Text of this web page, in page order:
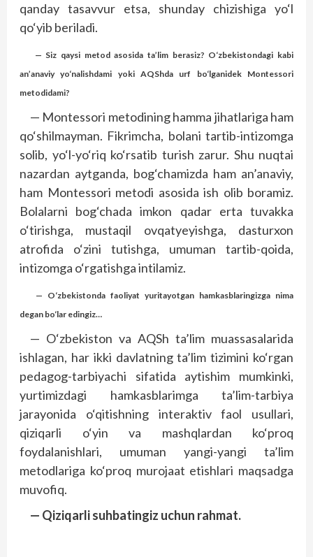
qanday tasavvur etsa, shunday chizishiga yo‘l
qo‘yib beriladi.
— Siz qaysi metod asosida ta’lim berasiz? O‘zbekistondagi kabi
an’anaviy yo‘nalishdami yoki AQShda urf bo‘lganidek Montessori
metodidami?
— Montessori metodining hamma jihatlariga ham
qo‘shilmayman. Fikrimcha, bolani tartib-intizomga
solib, yo‘l-yo‘riq ko‘rsatib turish zarur. Shu nuqtai
nazardan aytganda, bog‘chamizda ham an’anaviy,
ham Montessori metodi asosida ish olib boramiz.
Bolalarni bog‘chada imkon qadar erta tuvakka
o‘tirishga, mustaqil ovqatyeyishga, dasturxon
atrofida o‘zini tutishga, umuman tartib-qoida,
intizomga o‘rgatishga intilamiz.
— O‘zbekistonda faoliyat yuritayotgan hamkasblaringizga nima
degan bo‘lar edingiz…
— O‘zbekiston va AQSh ta’lim muassasalarida
ishlagan, har ikki davlatning ta’lim tizimini ko‘rgan
pedagog-tarbiyachi sifatida aytishim mumkinki,
yurtimizdagi hamkasblarimga ta’lim-tarbiya
jarayonida o‘qitishning interaktiv faol usullari,
qiziqarli o‘yin va mashqlardan ko‘proq
foydalanishlari, umuman yangi-yangi ta’lim
metodlariga ko‘proq murojaat etishlari maqsadga
muvofiq.
— Qiziqarli suhbatingiz uchun rahmat.